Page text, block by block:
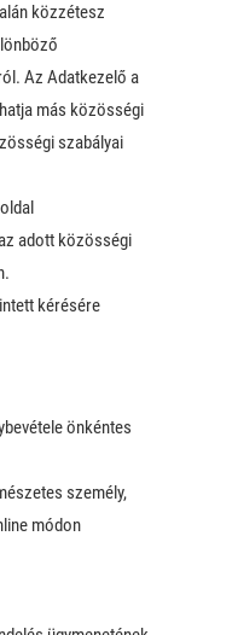
közzétesz
Az Adatkezelő a
más közösségi
szabályai
adott közösségi
kérésére
önkéntes
személy,
módon